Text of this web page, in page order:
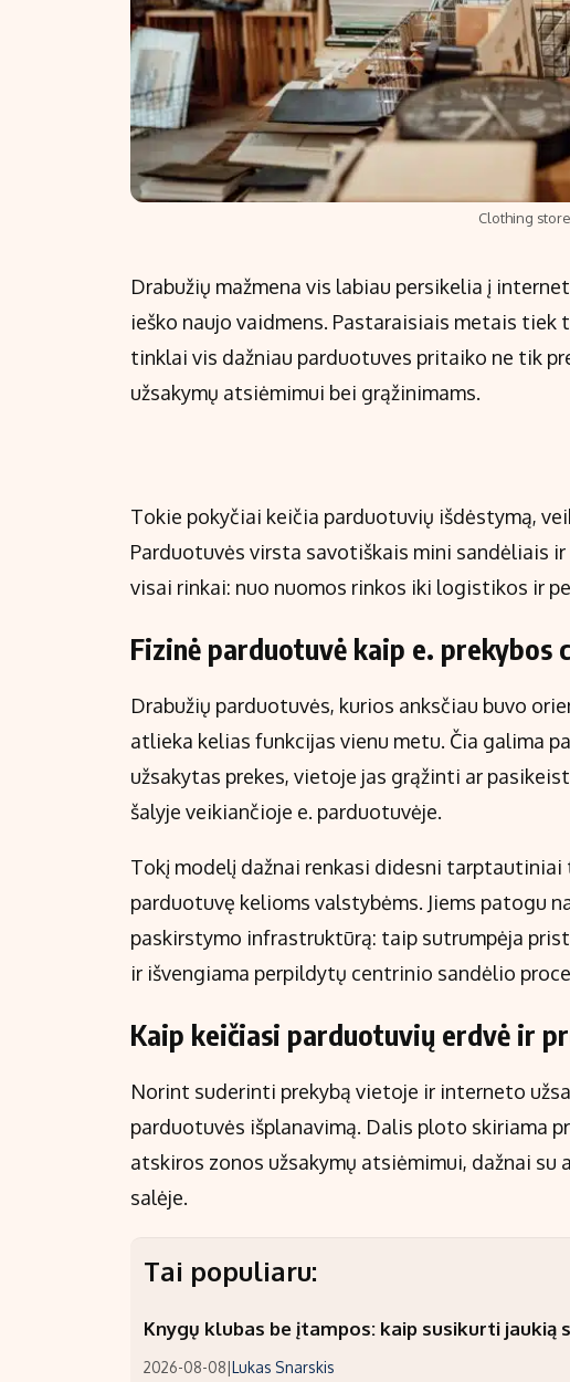
Clothing
Drabužių mažmena vis labiau persikelia į
ieško naujo vaidmens. Pastaraisiais metais
tinklai vis dažniau parduotuves pritaiko ne tik
užsakymų atsiėmimui bei grąžinimams.
Tokie pokyčiai keičia parduotuvių išdėstymą,
Parduotuvės virsta savotiškais mini sandėliais
visai rinkai: nuo nuomos rinkos iki logistikos ir
Fizinė parduotuvė kaip e. prekybos
Drabužių parduotuvės, kurios anksčiau buvo
atlieka kelias funkcijas vienu metu. Čia galima
užsakytas prekes, vietoje jas grąžinti ar
šalyje veikiančioje e. parduotuvėje.
Tokį modelį dažnai renkasi didesni
parduotuvę kelioms valstybėms. Jiems patogu
paskirstymo infrastruktūrą: taip sutrumpėja
ir išvengiama perpildytų centrinio sandėlio
Kaip keičiasi parduotuvių erdvė ir
Norint suderinti prekybą vietoje ir interneto
parduotuvės išplanavimą. Dalis ploto skiriama
atskiros zonos užsakymų atsiėmimui, dažnai su
salėje.
Tai populiaru:
Knygų klubas be įtampos: kaip susikurti
2026-08-08|Lukas Snarskis